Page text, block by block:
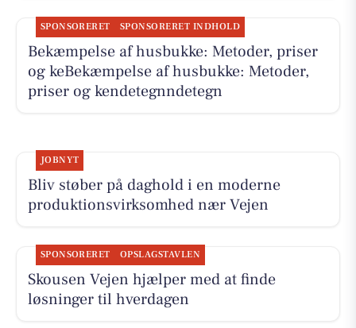
SPONSORERET SPONSORERET INDHOLD
Bekæmpelse af husbukke: Metoder, priser
og keBekæmpelse af husbukke: Metoder,
priser og kendetegnndetegn
JOBNYT
Bliv støber på daghold i en moderne
produktionsvirksomhed nær Vejen
SPONSORERET OPSLAGSTAVLEN
Skousen Vejen hjælper med at finde
løsninger til hverdagen